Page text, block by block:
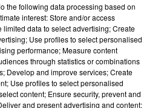
the following data processing based on
interest: Store and/or access
data to select advertising; Create
Use profiles to select personalised
performance; Measure content
through statistics or combinations
Develop and improve services; Create
Use profiles to select personalised
content; Ensure security, prevent and
and present advertising and content;